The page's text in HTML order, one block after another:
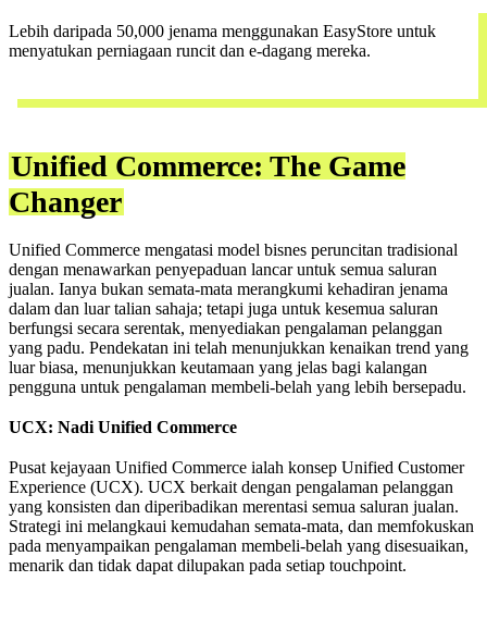
Lebih daripada 50,000 jenama menggunakan EasyStore untuk
menyatukan perniagaan runcit dan e-dagang mereka.
Unified Commerce: The Game
Changer
Unified Commerce mengatasi model bisnes peruncitan tradisional
dengan menawarkan penyepaduan lancar untuk semua saluran
jualan. Ianya bukan semata-mata merangkumi kehadiran jenama
dalam dan luar talian sahaja; tetapi juga untuk kesemua saluran
berfungsi secara serentak, menyediakan pengalaman pelanggan
yang padu. Pendekatan ini telah menunjukkan kenaikan trend yang
luar biasa, menunjukkan keutamaan yang jelas bagi kalangan
pengguna untuk pengalaman membeli-belah yang lebih bersepadu.
UCX: Nadi Unified Commerce
Pusat kejayaan Unified Commerce ialah konsep Unified Customer
Experience (UCX). UCX berkait dengan pengalaman pelanggan
yang konsisten dan diperibadikan merentasi semua saluran jualan.
Strategi ini melangkaui kemudahan semata-mata, dan memfokuskan
pada menyampaikan pengalaman membeli-belah yang disesuaikan,
menarik dan tidak dapat dilupakan pada setiap touchpoint.